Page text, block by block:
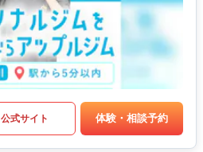
公式サイト 体験・相談予約